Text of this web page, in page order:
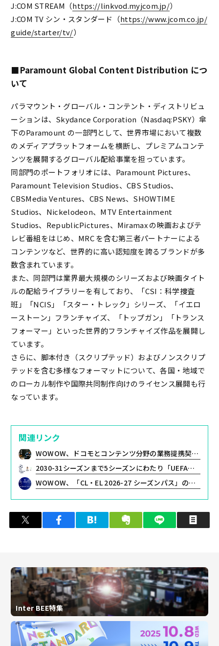
J:COM STREAM（https://linkvod.myjcom.jp/）
J:COM TV シン・スタンダード（https://www.jcom.co.jp/
guide/starter/tv/）
■Paramount Global Content Distribution につ
いて
パラマウント・グローバル・コンテント・ディストリビュ
ーションは、Skydance Corporation（Nasdaq:PSKY）傘
下のParamount の一部門として、世界市場において複数
のメディアプラットフォームを横断し、プレミアムコンテ
ンツを展開するグローバル配給事業を担っています。
同部門のポートフォリオには、Paramount Pictures、
Paramount Television Studios、CBS Studios、
CBSMedia Ventures、CBS News、SHOWTIME
Studios、Nickelodeon、MTV Entertainment
Studios、RepublicPictures、Miramax の映画およびテ
レビ番組をはじめ、MRC を含む第三者パートナーによる
コンテンツなど、世界的に高い認知度を誇るブランドが多
数含まれています。
また、同部門は業界最大規模のシリーズおよび映画タイト
ルの配給ライブラリーを有しており、「CSI：科学捜査
班」「NCIS」「スター・トレック」シリーズ、「イエロ
ーストーン」フランチャイズ、「トップガン」「トランス
フォーマー」といった世界的フランチャイズ作品を展開し
ています。
さらに、脚本付き（スクリプテッド）およびノンスクリプ
テッドを含む多様なフォーマットについて、各国・地域で
のローカル制作や国際共同制作向けのライセンス展開も行
なっています。
関連リンク
WOWOW、ドコモとコンテンツ分野の業務提携契約を締結
2030-31シーズンまで5シーズンにわたり「UEFAチャンピオンズリーグ」をWOWOWで独占生放送・全試合ライブ配信決定！
WOWOW、「CL・EL 2026-27 シーズンパス」の販売を開始！
ツイート シェア はてブ クリップ LINEで送る
Inter BEE特集